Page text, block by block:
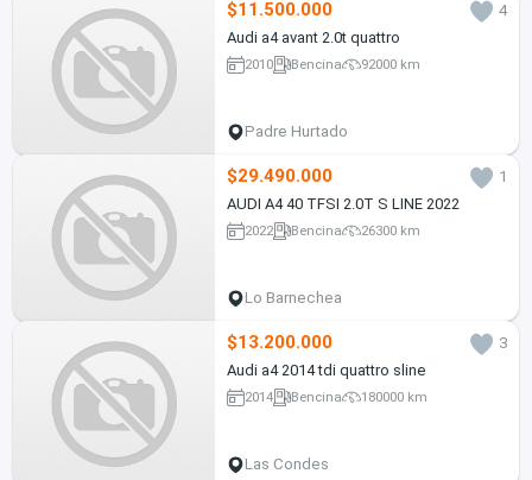
$11.500.000
4
Audi a4 avant 2.0t quattro
2010 Bencina 92000 km
Padre Hurtado
$29.490.000
1
AUDI A4 40 TFSI 2.0T S LINE 2022
2022 Bencina 26300 km
Lo Barnechea
$13.200.000
3
Audi a4 2014 tdi quattro sline
2014 Bencina 180000 km
Las Condes